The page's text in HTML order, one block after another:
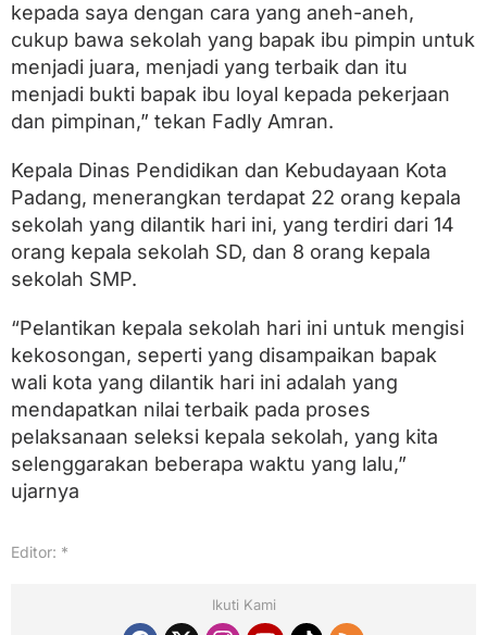
kepada saya dengan cara yang aneh-aneh,
cukup bawa sekolah yang bapak ibu pimpin untuk
menjadi juara, menjadi yang terbaik dan itu
menjadi bukti bapak ibu loyal kepada pekerjaan
dan pimpinan,” tekan Fadly Amran.
Kepala Dinas Pendidikan dan Kebudayaan Kota
Padang, menerangkan terdapat 22 orang kepala
sekolah yang dilantik hari ini, yang terdiri dari 14
orang kepala sekolah SD, dan 8 orang kepala
sekolah SMP.
“Pelantikan kepala sekolah hari ini untuk mengisi
kekosongan, seperti yang disampaikan bapak
wali kota yang dilantik hari ini adalah yang
mendapatkan nilai terbaik pada proses
pelaksanaan seleksi kepala sekolah, yang kita
selenggarakan beberapa waktu yang lalu,”
ujarnya
Editor: *
Ikuti Kami